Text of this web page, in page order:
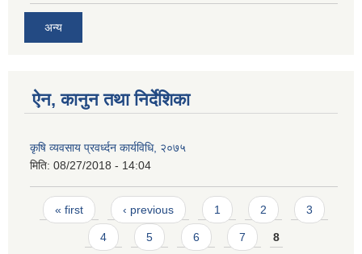
अन्य
ऐन, कानुन तथा निर्देशिका
कृषि व्यवसाय प्रवर्ध्दन कार्यविधि, २०७५
मिति: 08/27/2018 - 14:04
Pages
« first ‹ previous 1 2 3
4 5 6 7 8